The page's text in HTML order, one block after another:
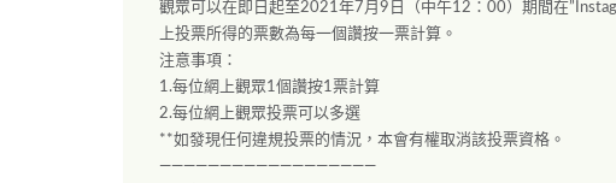
觀眾可以在即日起至2021年7月9日（中午12：00）期間在
上投票所得的票數為每一個讚按一票計算。
注意事項：
1.每位網上觀眾1個讚按1票計算
2.每位網上觀眾投票可以多選
**如發現任何違規投票的情況，本會有權取消該投票資格。
——————————————————